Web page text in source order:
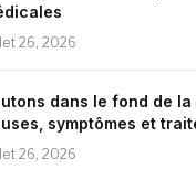
26, 2026
dans le fond de la
symptômes et
26, 2026